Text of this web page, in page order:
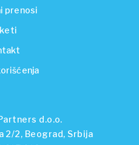
prenosi
d.o.o.
2/2, Beograd, Srbija